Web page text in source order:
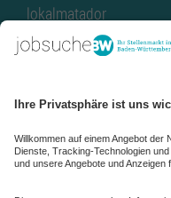
lokalmatador
kaufinBW
NussbaumID
Nussbaum Medien